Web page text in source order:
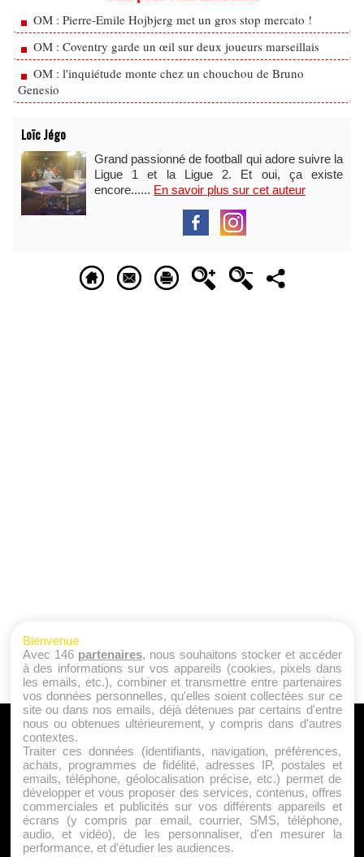
OM : Pierre-Emile Hojbjerg met un gros stop mercato !
OM : Coventry garde un œil sur deux joueurs marseillais
OM : l'inquiétude monte chez un chouchou de Bruno
Genesio
Loïc Jégo
Grand passionné de football qui adore suivre la
Ligue 1 et la Ligue 2. Et oui, ça existe
encore...... En savoir plus sur cet auteur
A PROPOS
Qui sommes nous ?
Mentions Légales
Publicité
Politique de Cookies
Contact
Bienvenue
Avec 146 partenaires, nous souhaitons stocker et accéder
à des informations sur vos appareils (cookies, pixels dans
les emails, etc.), combiner et transmettre entre partenaires
vos données personnelles, qu'elles soient collectées sur ce
site ou dans nos emails, déjà détenues par certains d'entre
nous ou obtenues ultérieurement, y compris dans d'autres
contextes.
Traiter ces données (identifiants, navigation, préférences,
achats, programmes de fidélité, adresses IP, postales et
emails, téléphone, géolocalisation précise, etc.) permet de
développer et vous proposer des services, contenus, offres
commerciales et publicités sur vos différents appareils et
écrans (y compris par email, courrier, SMS, téléphone,
audio, et vidéo), de les personnaliser, d'en mesurer la
performance, et d'étudier les audiences.